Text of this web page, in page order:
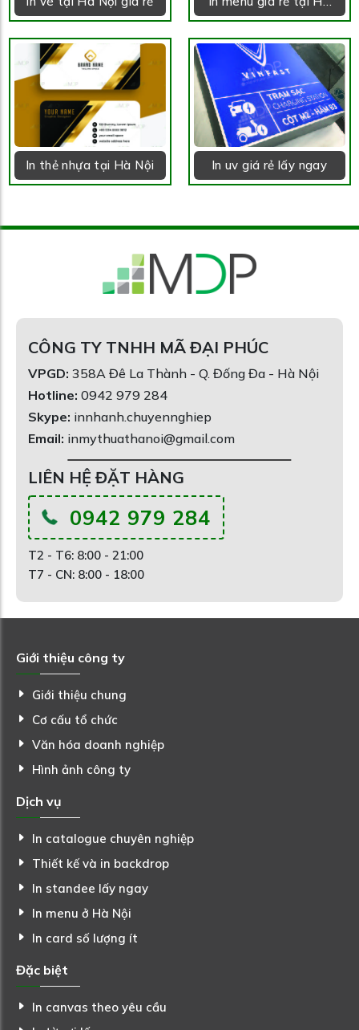
Nội
In thẻ nhựa tại Hà Nội In uv giá rẻ lấy ngay
CÔNG TY TNHH MÃ ĐẠI PHÚC
VPGD: 358A Đê La Thành - Q. Đống Đa - Hà Nội
Hotline: 0942 979 284
Skype: innhanh.chuyennghiep
Email: inmythuathanoi@gmail.com
LIÊN HỆ ĐẶT HÀNG
0942 979 284
T2 - T6: 8:00 - 21:00
T7 - CN: 8:00 - 18:00
Giới thiệu công ty
Giới thiệu chung
Cơ cấu tổ chức
Văn hóa doanh nghiệp
Hình ảnh công ty
Dịch vụ
In catalogue chuyên nghiệp
Thiết kế và in backdrop
In standee lấy ngay
In menu ở Hà Nội
In card số lượng ít
Đặc biệt
In canvas theo yêu cầu